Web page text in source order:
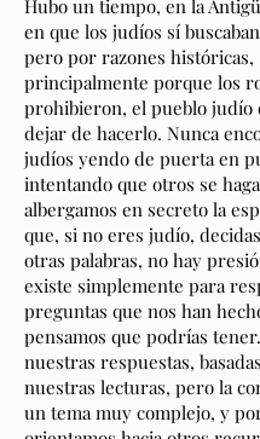
Hubo un tiempo, en la
en que los judíos sí
pero por razones históricas,
principalmente porque los
prohibieron, el pueblo judío
dejar de hacerlo. Nunca
judíos yendo de puerta en
intentando que otros se
albergamos en secreto la
que, si no eres judío,
otras palabras, no hay
existe simplemente para
preguntas que nos han
pensamos que podrías
nuestras respuestas,
nuestras lecturas, pero la
un tema muy complejo, y